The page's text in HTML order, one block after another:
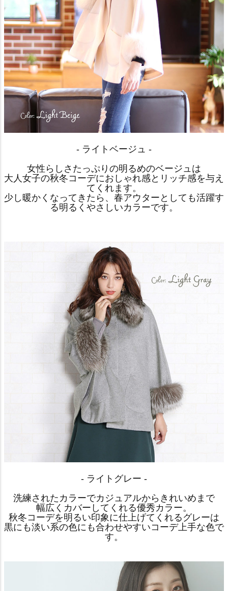
- ライトベージュ -
女性らしさたっぷりの明るめのベージュは
大人女子の秋冬コーデにおしゃれ感とリッチ感を与え
てくれます。
少し暖かくなってきたら、春アウターとしても活躍す
る明るくやさしいカラーです。
- ライトグレー -
洗練されたカラーでカジュアルからきれいめまで
幅広くカバーしてくれる優秀カラー。
秋冬コーデを明るい印象に仕上げてくれるグレーは
黒にも淡い系の色にも合わせやすいコーデ上手な色で
す。